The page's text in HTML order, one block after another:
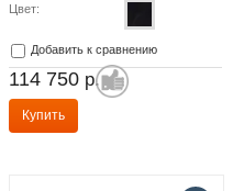
Цвет:
Добавить к сравнению
114 750 р.
Купить